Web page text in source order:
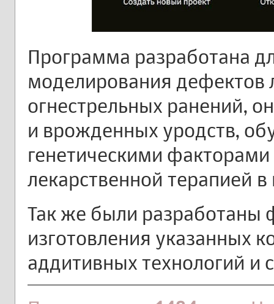
Программа разработана
моделирования дефектов
огнестрельных ранений,
и врожденных уродств,
генетическими факторами
лекарственной терапией
Так же были разработаны
изготовления указанных
аддитивных технологий и